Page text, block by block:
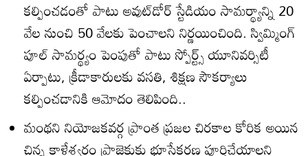
కల్పించడంతో పాటు అవుట్‌డోర్‌ స్టేడియం సామర్థ్యాన్ని 20
వేల నుంచి 50 వేలకు పెంచాలని నిర్ణయించింది. స్విమ్మింగ్‌
పూల్‌ సామర్థ్యం పెంపుతో పాటు స్పోర్ట్స్‌ యూనివర్సిటీ
ఏర్పాటు, క్రీడాకారులకు వసతి, శిక్షణ సౌకర్యాలు
కల్పించడానికి ఆమోదం తెలిపింది..
మంథని నియోజకవర్గ ప్రాంత ప్రజల చిరకాల కోరిక అయిన
చిన్న కాళేశ్వరం ప్రాజెక్టుకు భూసేకరణ పూర్తిచేయాలని